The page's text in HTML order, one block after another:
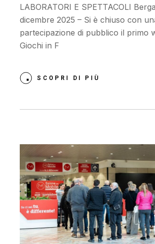
LABORATORI E SPETTACOLI
dicembre 2025 – Si è chiuso con
partecipazione di pubblico il primo
Giochi in F
SCOPRI DI PIÙ